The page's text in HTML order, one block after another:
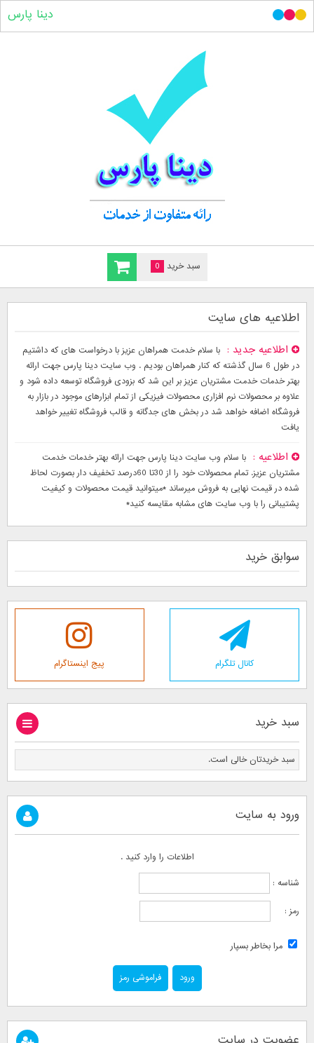
سبد خرید 0
دینا پارس
اطلاعیه های سایت
اطلاعیه جدید
با سلام خدمت همراهان عزیز با درخواست های که داشتیم
در طول 6 سال گذشته که کنار همراهان بودیم . وب سایت دینا پارس جهت ارائه
بهتر خدمات خدمت مشتریان عزیز بر این شد که بزودی فروشگاه توسعه داده شود و
علاوه بر محصولات نرم افزاری محصولات فیزیکی از تمام ابزارهای موجود در بازار به
فروشگاه اضافه خواهد شد در بخش های جدگانه و قالب فروشگاه تغییر خواهد
یافت
اطلاعیه
با سلام وب سایت دینا پارس جهت ارائه بهتر خدمات خدمت
مشتریان عزیز. تمام محصولات خود را از 30تا 60درصد تخفیف دار بصورت لحاظ
شده در قیمت نهایی به فروش میرساند *میتوانید قیمت محصولات و کیفیت
پشتیبانی را با وب سایت های مشابه مقایسه کنید*
سوابق خرید
کانال تلگرام پیج اینستاگرام
سبد خرید
سبد خریدتان خالی است.
ورود به سایت
اطلاعات را وارد کنید .
شناسه :
رمز :
مرا بخاطر بسپار
فراموشی رمز